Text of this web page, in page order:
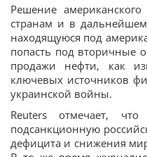
Решение
странам и в
находящуюся под
попасть под вторичные
продажи нефти, как
ключевых источников
украинской войны.
Reuters отмечает,
подсанкционную
дефицита и снижения